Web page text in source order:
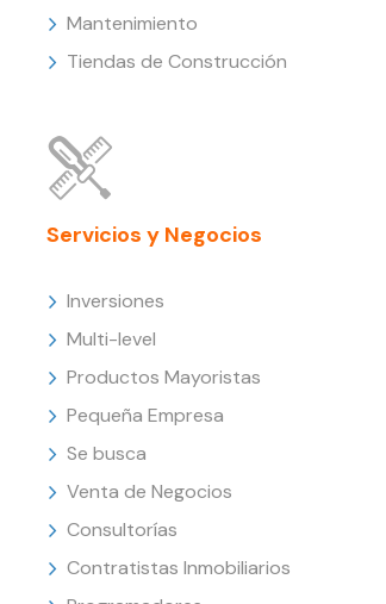
Mantenimiento
Tiendas de Construcción
Servicios y Negocios
Inversiones
Multi-level
Productos Mayoristas
Pequeña Empresa
Se busca
Venta de Negocios
Consultorías
Contratistas Inmobiliarios